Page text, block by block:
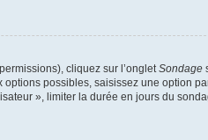
cliquez sur l’ongletSondage
possibles, saisissez une option
», limiter la durée en jours du